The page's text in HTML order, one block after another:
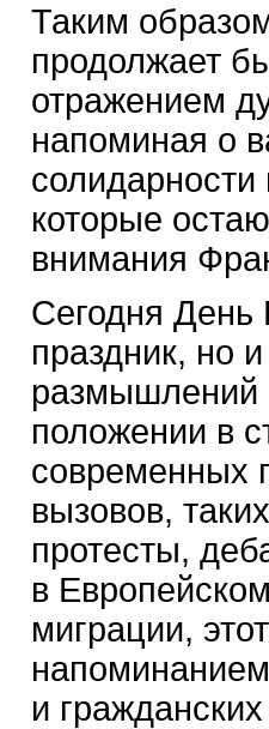
Таким
продолжает
отражением
напоминая о
солидарности
которые
внимания
Сегодня День
праздник, но
размышлений
положении в
современных
вызовов,
протесты,
в
миграции,
и